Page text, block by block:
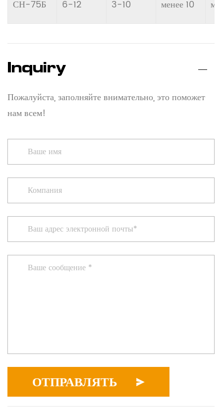
СН-75Б 6-12 3-10 менее 10
Inquiry
Пожалуйста, заполняйте внимательно, это поможет
нам всем!
ОТПРАВЛЯТЬ